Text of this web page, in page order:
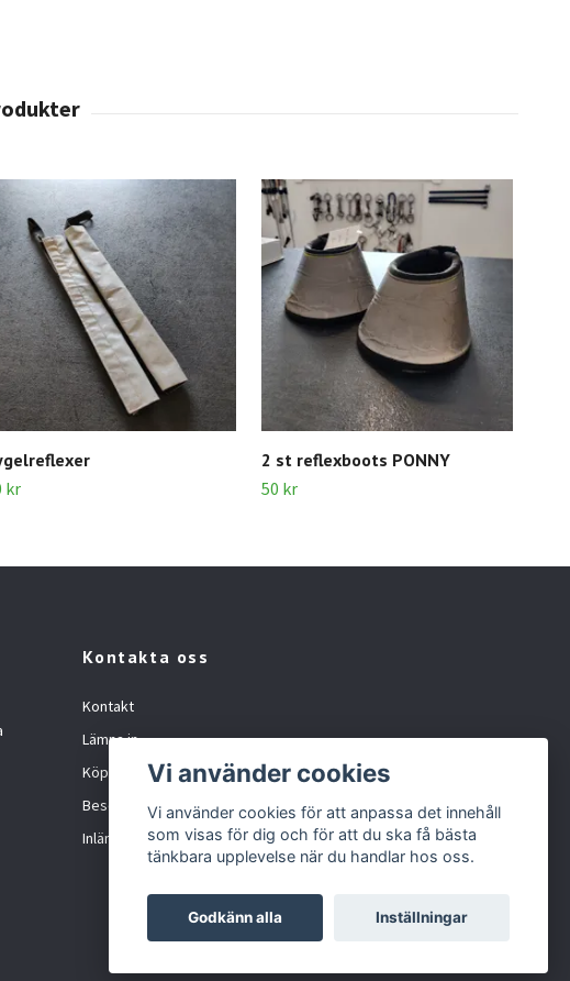
kr
2 st reflexboots PONNY
50 kr
Kontakta oss
Kontakt
Lämna in
Köpvillkor
Besöka oss
Inlämningskund formulär
Vi använder cookies
Vi använder cookies för att anpassa det innehåll
som visas för dig och för att du ska få bästa
tänkbara upplevelse när du handlar hos oss.
Godkänn alla Inställningar